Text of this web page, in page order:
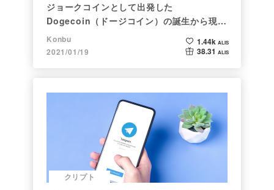
ジョークコインとして出発した
Dogecoin（ドージコイン）の誕生から現在
まで。注目される非証券性🐶
Konbu
2021/01/19
1.44k ALIS
38.31 ALIS
クリプト